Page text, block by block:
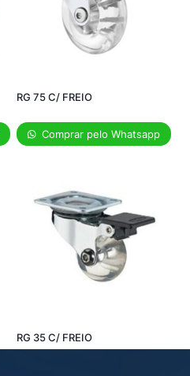
RG 75 C/ FREIO
Comprar pelo Whatsapp
RG 35 C/ FREIO